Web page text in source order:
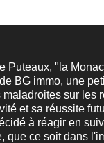
Puteaux, "la
BG immo, une
sur les
et sa réussite
à réagir en
que ce soit dans